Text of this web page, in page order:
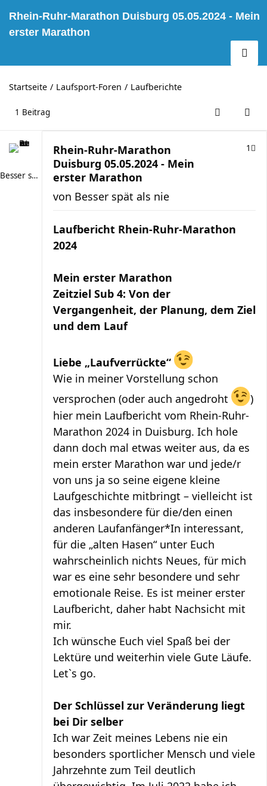
Rhein-Ruhr-Marathon Duisburg 05.05.2024 - Mein
erster Marathon
Startseite Laufsport-Foren Laufberichte
1 Beitrag
Besser spät als nie
Rhein-Ruhr-Marathon
Duisburg 05.05.2024 - Mein
erster Marathon
1
von Besser spät als nie
Laufbericht Rhein-Ruhr-Marathon
2024
Mein erster Marathon
Zeitziel Sub 4: Von der
Vergangenheit, der Planung, dem Ziel
und dem Lauf
Liebe „Laufverrückte“
Wie in meiner Vorstellung schon
versprochen (oder auch angedroht
)
hier mein Laufbericht vom Rhein-Ruhr-
Marathon 2024 in Duisburg. Ich hole
dann doch mal etwas weiter aus, da es
mein erster Marathon war und jede/r
von uns ja so seine eigene kleine
Laufgeschichte mitbringt – vielleicht ist
das insbesondere für die/den einen
anderen Laufanfänger*In interessant,
für die „alten Hasen“ unter Euch
wahrscheinlich nichts Neues, für mich
war es eine sehr besondere und sehr
emotionale Reise. Es ist meiner erster
Laufbericht, daher habt Nachsicht mit
mir.
Ich wünsche Euch viel Spaß bei der
Lektüre und weiterhin viele Gute Läufe.
Let`s go.
Der Schlüssel zur Veränderung liegt
bei Dir selber
Ich war Zeit meines Lebens nie ein
besonders sportlicher Mensch und viele
Jahrzehnte zum Teil deutlich